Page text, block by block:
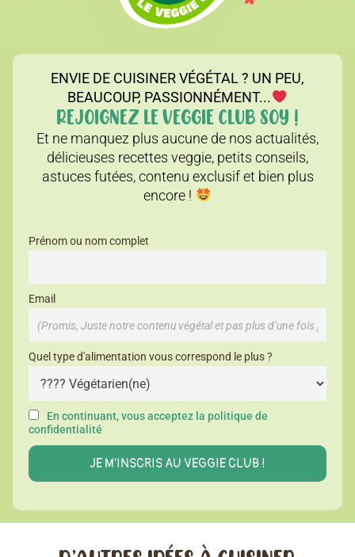
ENVIE DE CUISINER VÉGÉTAL ? UN PEU,
BEAUCOUP, PASSIONNÉMENT...
REJOIGNEZ LE VEGGIE CLUB SOY !
Et ne manquez plus aucune de nos actualités,
délicieuses recettes veggie, petits conseils,
astuces futées, contenu exclusif et bien plus
encore !
Prénom ou nom complet
Email
Quel type d'alimentation vous correspond le plus ?
En continuant, vous acceptez la politique de
confidentialité